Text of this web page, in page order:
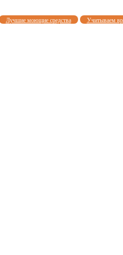
Лучшие моющие средства Учитываем